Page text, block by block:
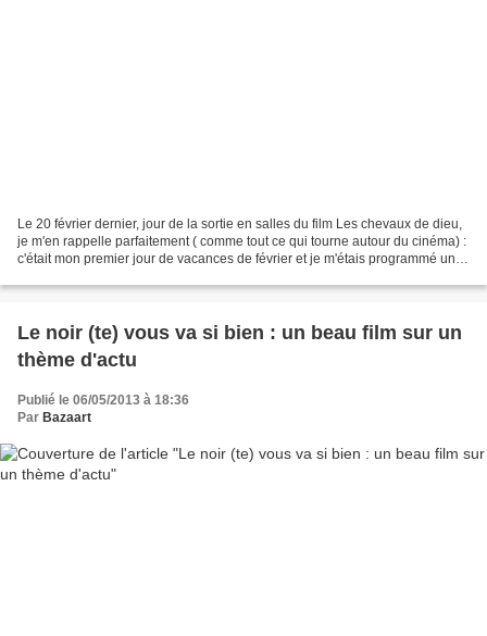
Le 20 février dernier, jour de la sortie en salles du film Les chevaux de dieu,
je m'en rappelle parfaitement ( comme tout ce qui tourne autour du cinéma) :
c'était mon premier jour de vacances de février et je m'étais programmé une
Le noir (te) vous va si bien : un beau film sur un
thème d'actu
Publié le 06/05/2013 à 18:36
Par Bazaart